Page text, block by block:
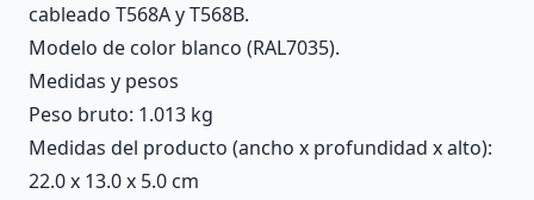
cableado T568A y T568B.
Modelo de color blanco (RAL7035).
Medidas y pesos
Peso bruto: 1.013 kg
Medidas del producto (ancho x profundidad x alto):
22.0 x 13.0 x 5.0 cm